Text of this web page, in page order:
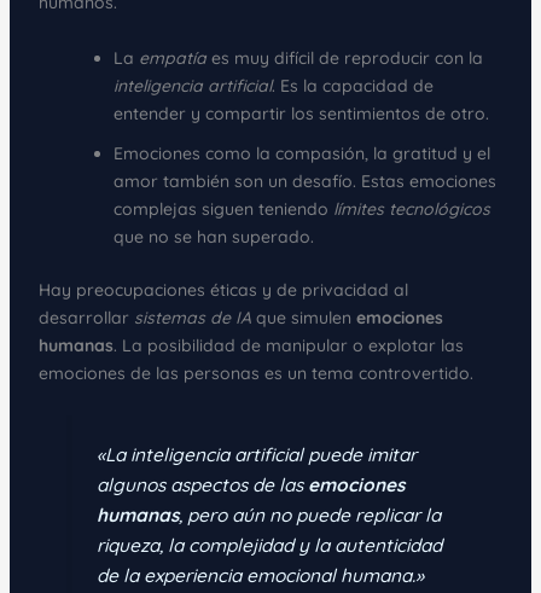
La empatíaes muy difícil de reproducir con la
inteligencia artificial. Es la capacidad de
entender y compartir los sentimientos de otro.
Emociones como la compasión, la gratitud y el
amor también son un desafío. Estas emociones
complejas siguen teniendo límites tecnológicos
que no se han superado.
Hay preocupaciones éticas y de privacidad al
desarrollar sistemas de IAque simulen emociones
humanas. La posibilidad de manipular o explotar las
emociones de las personas es un tema controvertido.
«La inteligencia artificialpuede imitar
algunos aspectos de las emociones
humanas, pero aún no puede replicar la
riqueza, la complejidad y la autenticidad
de la experiencia emocional humana.»